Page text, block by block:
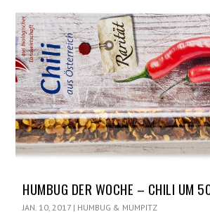
HUMBUG DER WOCHE – CHILI UM
JAN. 10, 2017 | HUMBUG & MUMPITZ